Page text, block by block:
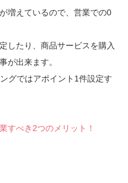
増えているので、営業での0
したり、商品サービスを購入
が出来ます。
グではアポイント1件設定す
すべき2つのメリット！